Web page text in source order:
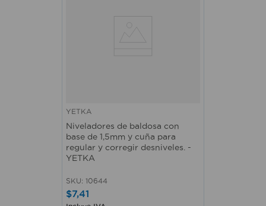
YETKA
Niveladores de baldosa con
base de 1,5mm y cuña para
regular y corregir desniveles. -
YETKA
SKU: 10644
$7,41